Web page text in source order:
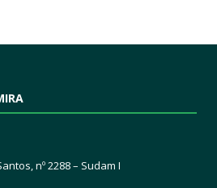
nº 2288 – Sudam I